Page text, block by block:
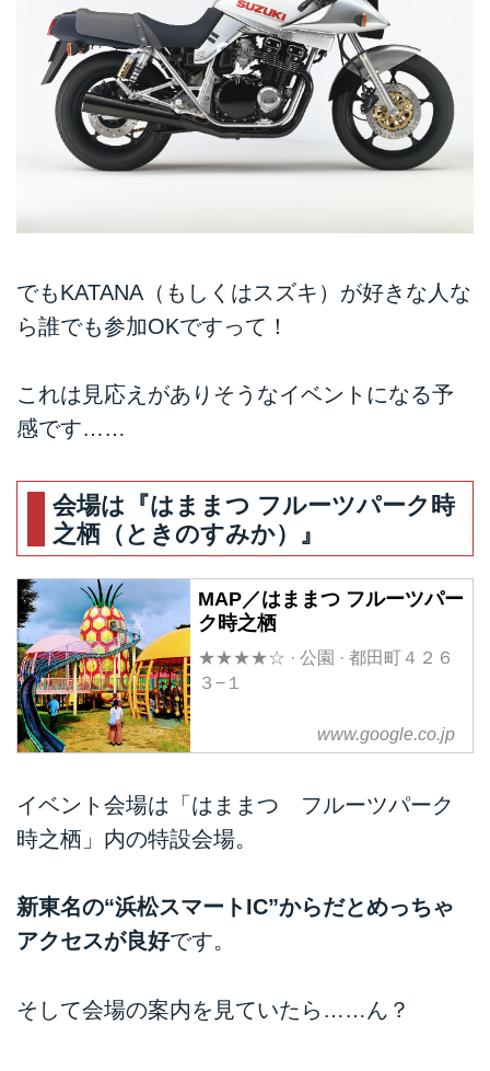
でもKATANA（もしくはスズキ）が好きな人な
ら誰でも参加OKですって！
これは見応えがありそうなイベントになる予
感です……
会場は『はままつ フルーツパーク時
之栖（ときのすみか）』
MAP／はままつ フルーツパー
ク時之栖
★★★★☆ · 公園 · 都田町４２６
３−１
www.google.co.jp
イベント会場は「はままつ フルーツパーク
時之栖」内の特設会場。
新東名の“浜松スマートIC”からだとめっちゃ
アクセスが良好です。
そして会場の案内を見ていたら……ん？